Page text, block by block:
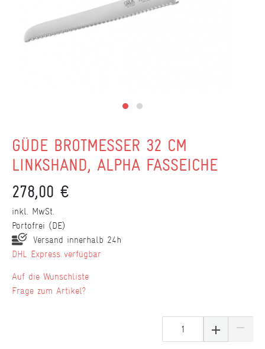
GÜDE BROTMESSER 32 CM
LINKSHAND, ALPHA FASSEICHE
278,00 €
inkl. MwSt.
Portofrei (DE)
Versand innerhalb 24h
DHL Express verfügbar
Wunschliste
Frage zum Artikel?